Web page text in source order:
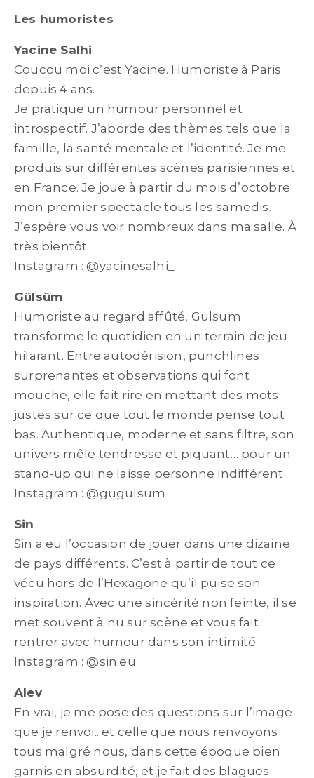
Les humoristes
Yacine Salhi
Coucou moi c’est Yacine. Humoriste à Paris
depuis 4 ans.
Je pratique un humour personnel et
introspectif. J’aborde des thèmes tels que la
famille, la santé mentale et l’identité. Je me
produis sur différentes scènes parisiennes et
en France. Je joue à partir du mois d’octobre
mon premier spectacle tous les samedis.
J’espère vous voir nombreux dans ma salle. À
très bientôt.
Instagram : @yacinesalhi_
Gülsüm
Humoriste au regard affûté, Gulsum
transforme le quotidien en un terrain de jeu
hilarant. Entre autodérision, punchlines
surprenantes et observations qui font
mouche, elle fait rire en mettant des mots
justes sur ce que tout le monde pense tout
bas. Authentique, moderne et sans filtre, son
univers mêle tendresse et piquant… pour un
stand-up qui ne laisse personne indifférent.
Instagram : @gugulsum
Sin
Sin a eu l’occasion de jouer dans une dizaine
de pays différents. C’est à partir de tout ce
vécu hors de l’Hexagone qu’il puise son
inspiration. Avec une sincérité non feinte, il se
met souvent à nu sur scène et vous fait
rentrer avec humour dans son intimité.
Instagram : @sin.eu
Alev
En vrai, je me pose des questions sur l’image
que je renvoi.. et celle que nous renvoyons
tous malgré nous, dans cette époque bien
garnis en absurdité, et je fait des blagues